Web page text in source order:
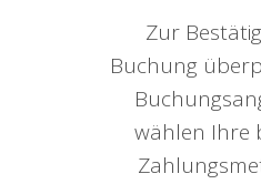
Zur
Buchung
wählen Ihre